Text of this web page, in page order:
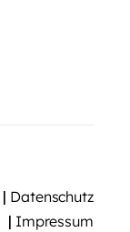
| Datenschutz
| Impressum